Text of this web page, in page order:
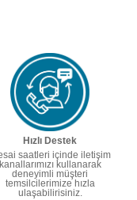
Hızlı Destek
saatleri içinde iletişim
kanallarımızı kullanarak
deneyimli müşteri
temsilcilerimize hızla
ulaşabilirisiniz.